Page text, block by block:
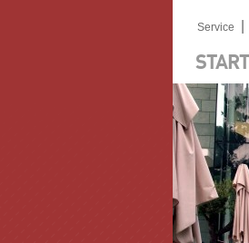
Service
START